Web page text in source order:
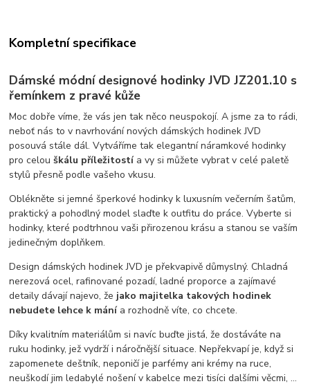
Kompletní specifikace
Dámské módní designové hodinky JVD JZ201.10 s
řemínkem z pravé kůže
Moc dobře víme, že vás jen tak něco neuspokojí. A jsme za to rádi,
neboť nás to v navrhování nových dámských hodinek JVD
posouvá stále dál. Vytváříme tak elegantní náramkové hodinky
pro celouškálu příležitostía vy si můžete vybrat v celé paletě
stylů přesně podle vašeho vkusu.
Oblékněte si jemné šperkové hodinky k luxusním večerním šatům,
praktický a pohodlný model slaďte k outfitu do práce. Vyberte si
hodinky, které podtrhnou vaši přirozenou krásu a stanou se vaším
jedinečným doplňkem.
Design dámských hodinek JVD je překvapivě důmyslný. Chladná
nerezová ocel, rafinované pozadí, ladné proporce a zajímavé
detaily dávají najevo, že jako majitelka takových hodinek
nebudete lehce k mánía rozhodně víte, co chcete.
Díky kvalitním materiálům si navíc buďte jistá, že dostáváte na
ruku hodinky, jež vydrží i náročnější situace. Nepřekvapí je, když si
zapomenete deštník, neponičí je parfémy ani krémy na ruce,
neuškodí jim ledabylé nošení v kabelce mezi tisíci dalšími věcmi, …